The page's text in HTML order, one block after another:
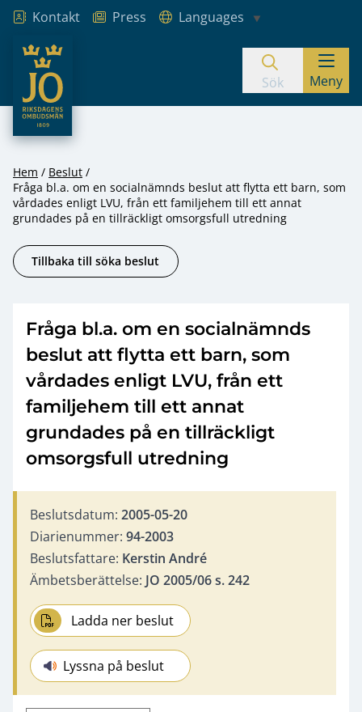
Hoppa till innehåll
Kontakt Press
Languages
JO – Riksdagens Ombudsmän
Sök Meny
Hem
Beslut
Fråga bl.a. om en socialnämnds beslut att flytta ett barn, som
vårdades enligt LVU, från ett familjehem till ett annat
grundades på en tillräckligt omsorgsfull utredning
Tillbaka till söka beslut
Fråga bl.a. om en socialnämnds
beslut att flytta ett barn, som
vårdades enligt LVU, från ett
familjehem till ett annat
grundades på en tillräckligt
omsorgsfull utredning
Beslutsdatum: 2005-05-20
Diarienummer: 94-2003
Beslutsfattare: Kerstin André
Ämbetsberättelse: JO 2005/06 s. 242
Ladda ner beslut
Lyssna på beslut